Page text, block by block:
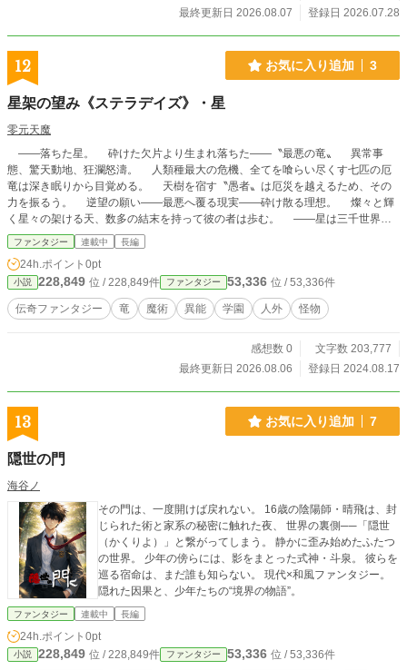
最終更新日 2026.08.07
登録日 2026.07.28
12 お気に入り追加 3
星架の望み《ステラデイズ》・星
零元天魔
――落ちた星。 砕けた欠片より生まれ落ちた――〝最悪の竜〟 異常事
態、驚天動地、狂瀾怒濤。 人類種最大の危機、全てを喰らい尽くす七匹の厄
竜は深き眠りから目覚める。 天樹を宿す〝愚者〟は厄災を越えるため、その
力を振るう。 逆望の願い――最悪へ覆る現実――砕け散る理想。 燦々と輝
く星々の架ける天、数多の結末を持って彼の者は歩む。 ――星は三千世界を
知らず、救いの手を伸ばし続けた。 残った天は三千世界の夢を見る。 愚者
は壊れた理想／願望を果たす為、朽ち果て崩壊へ向かう己を抱いて歩を進める。
決して折れぬ〝鉄心〟――裁定の〝秤〟。 運命に根付く天樹の縁、選択者
に成れぬ愚かな当事者。 でも、それでも――――その手を伸ばし続ける。
これは―― 〝顕現する竜を殺す〟物語―― 概要―― 投稿日は一日一
話、あるいはまちまち。 誤字脱字の方がありましたら、コメントの方で教え
も公開しています。他にも「世界の修正者は世界を守らない」という作品も書い
ているので、お暇があればそちらもご覧頂ければ嬉しいです。
ファンタジー 連載中 長編
24h.ポイント 0pt
小説 228,849 位 / 228,849件 ファンタジー 53,336 位 / 53,336件
伝奇ファンタジー 竜 魔術 異能 学園 人外 怪物
感想数 0
文字数 203,777
最終更新日 2026.08.06
登録日 2024.08.17
13 お気に入り追加 7
隠世の門
海谷ノ
その門は、一度開けば戻れない。 16歳の陰陽師・晴飛は、封
じられた術と家系の秘密に触れた夜、 世界の裏側──「隠世
（かくりよ）」と繋がってしまう。 静かに歪み始めたふたつ
の世界。 少年の傍らには、影をまとった式神・斗泉。 彼らを
巡る宿命は、まだ誰も知らない。 現代×和風ファンタジー。
隠れた因果と、少年たちの“境界の物語”。
ファンタジー 連載中 長編
24h.ポイント 0pt
小説 228,849 位 / 228,849件 ファンタジー 53,336 位 / 53,336件